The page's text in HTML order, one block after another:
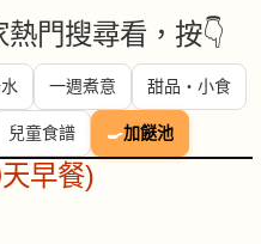
門搜尋看，按👇
一週煮意 甜品・小食
兒童食譜 🍳加餸池
早餐)